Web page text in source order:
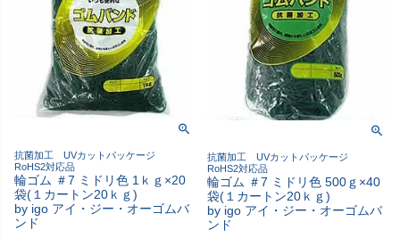
抗菌加工 UVカットパッケージ
RoHS2対応品
輪ゴム ＃7 ミドリ色 1ｋｇ×20
袋(１カートン20ｋｇ)
by igo アイ・ジー・オーゴムバ
ンド
抗菌加工 UVカットパッケージ
RoHS2対応品
輪ゴム ＃7 ミドリ色 500ｇ×40
袋(１カートン20ｋｇ)
by igo アイ・ジー・オーゴムバ
ンド